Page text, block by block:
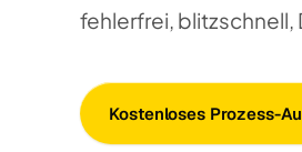
fehlerfrei, blitzschnell,
Kostenloses Prozess-